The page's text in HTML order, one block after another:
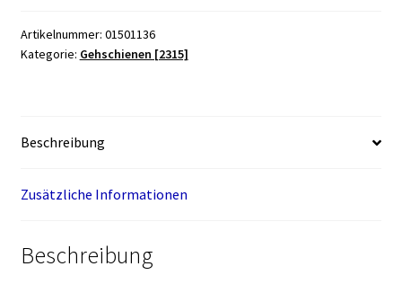
Artikelnummer: 01501136
Kategorie: Gehschienen [2315]
Beschreibung
Zusätzliche Informationen
Beschreibung